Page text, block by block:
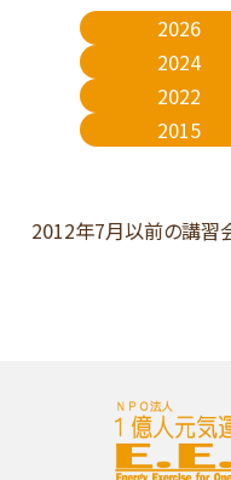
2026
2024
2022
2015
2012年7月以前の講習